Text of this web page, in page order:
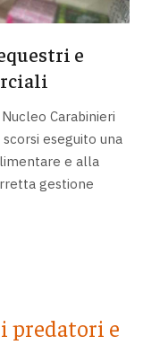
e
Carabinieri
eseguito una
e alla
gestione
predatori e